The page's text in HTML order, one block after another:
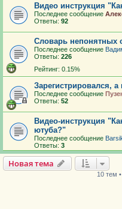
Видео инструкция
Последнее сообщение
Ответы: 92
Словарь непонятных
Последнее сообщение
Ответы: 226
Рейтинг: 0.15%
Зарегистрировался,
Последнее сообщение
Ответы: 52
Видео-инструкция
ютуба?"
Последнее сообщение
Ответы: 3
Новая тема
10 тем